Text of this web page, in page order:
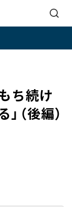
ち続け
（後編）